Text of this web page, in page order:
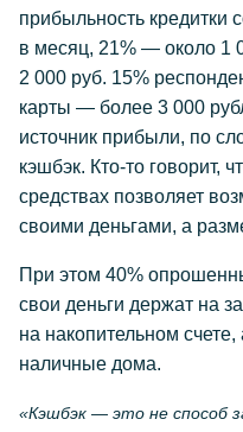
прибыльность кредитки
в месяц, 21% — около 1
2 000 руб. 15%
карты — более 3 000
источник прибыли, по
кэшбэк. Кто-то говорит,
средствах позволяет
своими деньгами, а
При этом 40%
свои деньги держат на
на накопительном
наличные дома.
«Кэшбэк — это не способ